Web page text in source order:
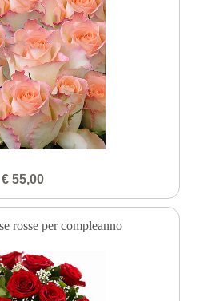
€ 55,00
rosse per compleanno